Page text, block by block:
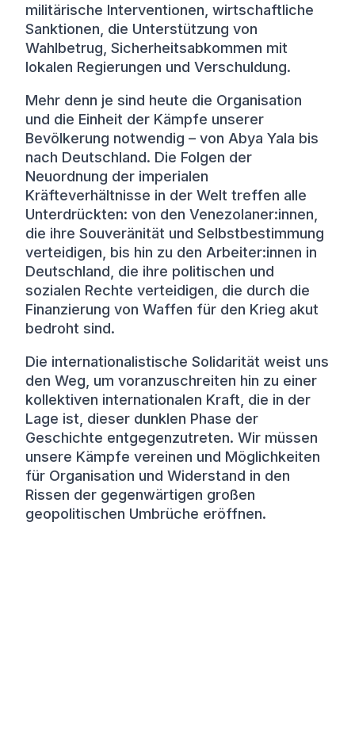
militärische Interventionen, wirtschaftliche
Sanktionen, die Unterstützung von
Wahlbetrug, Sicherheitsabkommen mit
lokalen Regierungen und Verschuldung.
Mehr denn je sind heute die Organisation
und die Einheit der Kämpfe unserer
Bevölkerung notwendig – von Abya Yala bis
nach Deutschland. Die Folgen der
Neuordnung der imperialen
Kräfteverhältnisse in der Welt treffen alle
Unterdrückten: von den Venezolaner:innen,
die ihre Souveränität und Selbstbestimmung
verteidigen, bis hin zu den Arbeiter:innen in
Deutschland, die ihre politischen und
sozialen Rechte verteidigen, die durch die
Finanzierung von Waffen für den Krieg akut
bedroht sind.
Die internationalistische Solidarität weist uns
den Weg, um voranzuschreiten hin zu einer
kollektiven internationalen Kraft, die in der
Lage ist, dieser dunklen Phase der
Geschichte entgegenzutreten. Wir müssen
unsere Kämpfe vereinen und Möglichkeiten
für Organisation und Widerstand in den
Rissen der gegenwärtigen großen
geopolitischen Umbrüche eröffnen.